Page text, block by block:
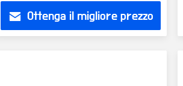
Ottenga il migliore prezzo